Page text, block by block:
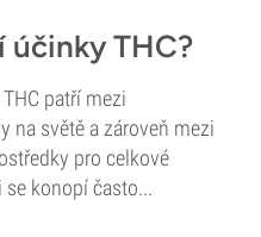
účinky THC?
patří mezi
na světě a zároveň mezi
pro celkové
konopí často...